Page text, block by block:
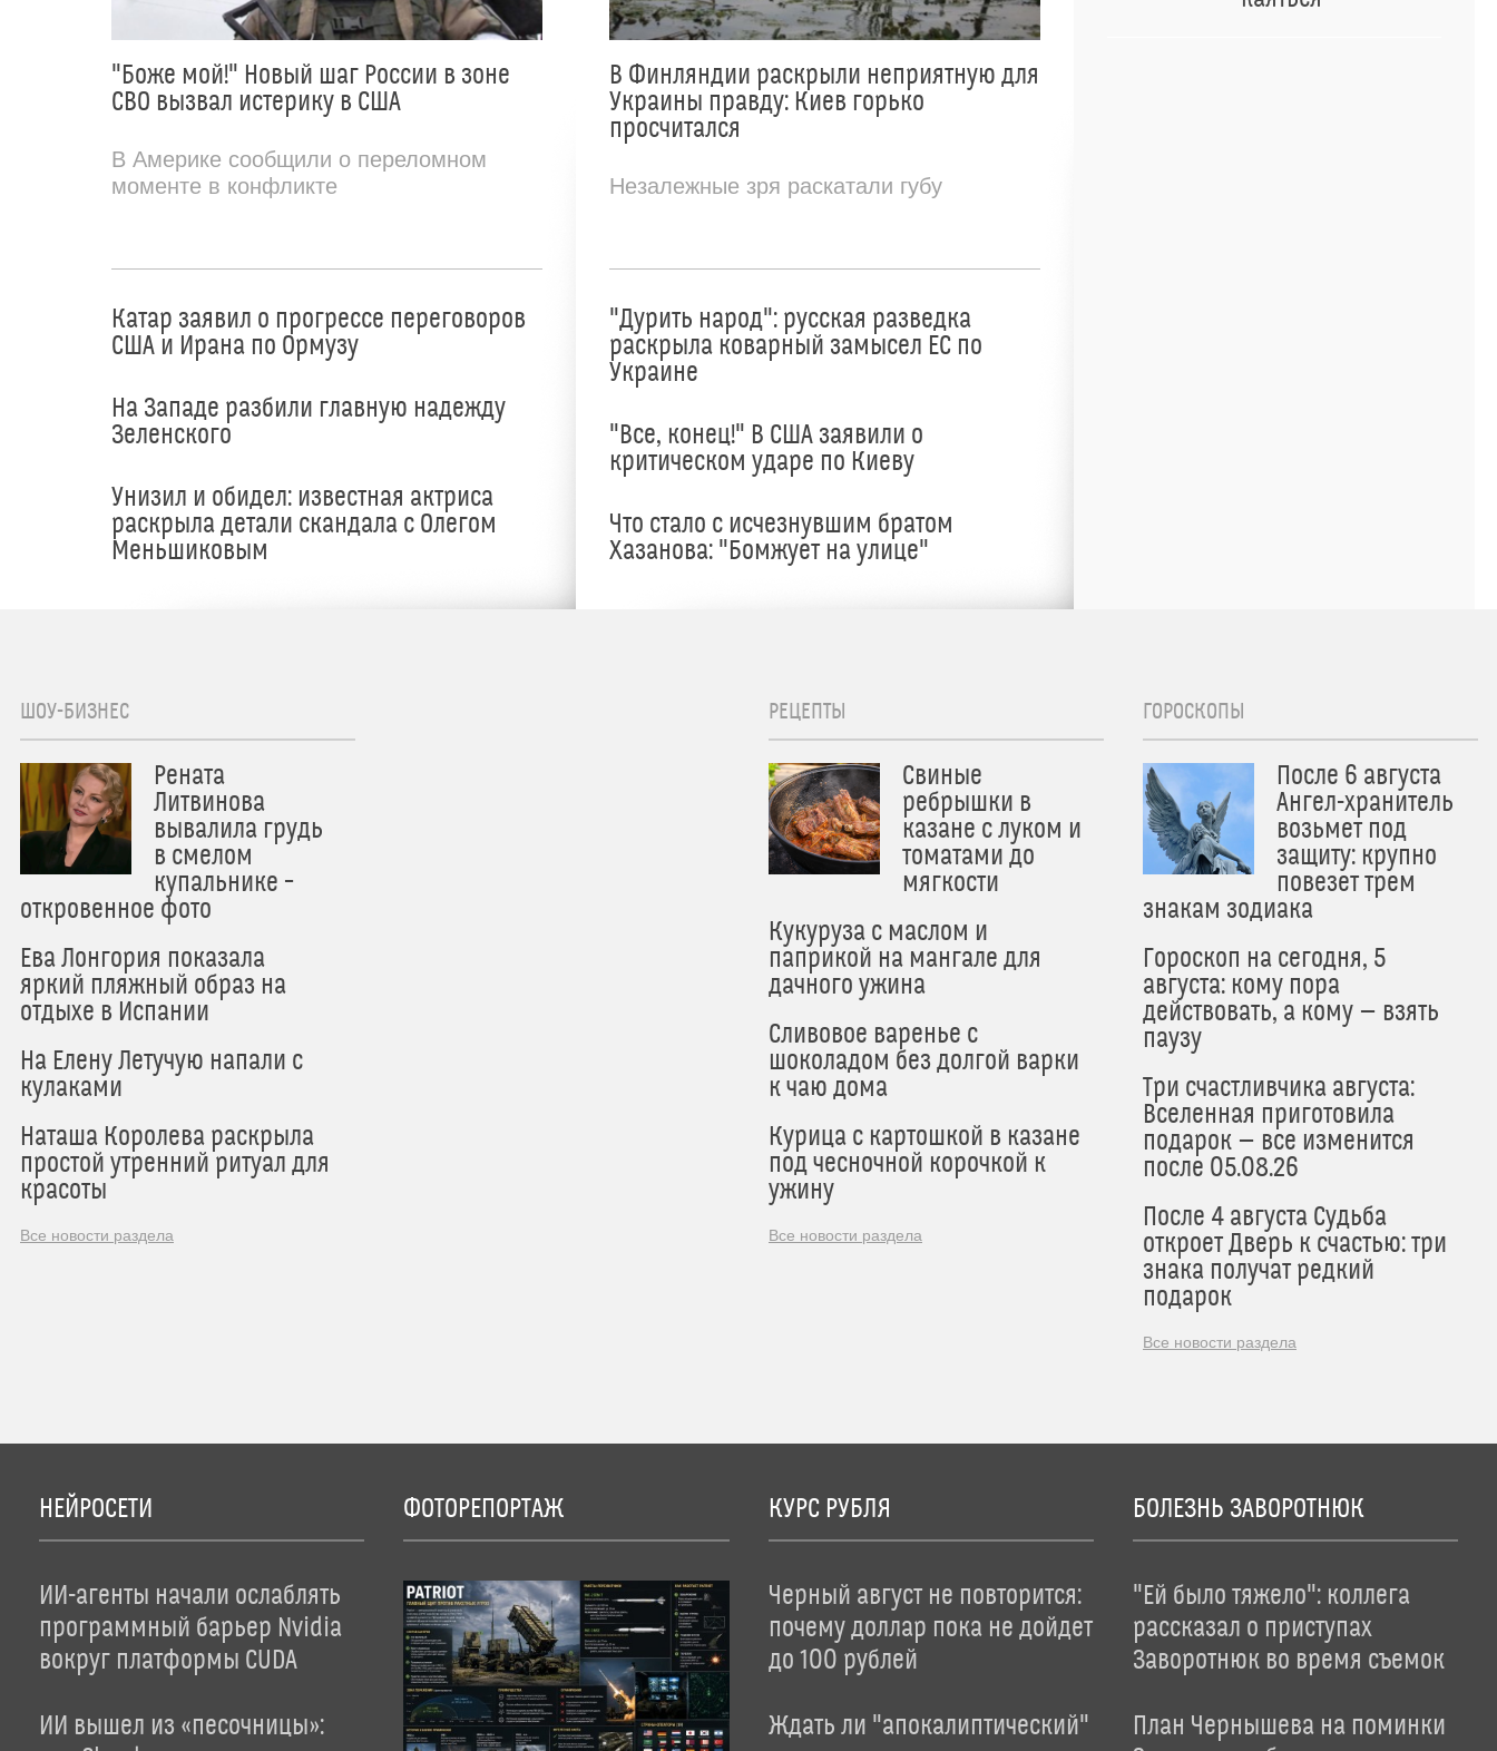
"Боже мой!" Новый шаг России в зоне
СВО вызвал истерику в США
В Америке сообщили о переломном
моменте в конфликте
Катар заявил о прогрессе переговоров
США и Ирана по Ормузу
На Западе разбили главную надежду
Зеленского
Унизил и обидел: известная актриса
раскрыла детали скандала с Олегом
Меньшиковым
В Финляндии раскрыли неприятную для
Украины правду: Киев горько
просчитался
Незалежные зря раскатали губу
"Дурить народ": русская разведка
раскрыла коварный замысел ЕС по
Украине
"Все, конец!" В США заявили о
критическом ударе по Киеву
Что стало с исчезнувшим братом
Хазанова: "Бомжует на улице"
ШОУ-БИЗНЕС
Рената
Литвинова
вывалила грудь
в смелом
купальнике –
откровенное фото
Ева Лонгория показала
яркий пляжный образ на
отдыхе в Испании
На Елену Летучую напали с
кулаками
Наташа Королева раскрыла
простой утренний ритуал для
красоты
Все новости раздела
РЕЦЕПТЫ
Свиные
ребрышки в
казане с луком и
томатами до
мягкости
Кукуруза с маслом и
паприкой на мангале для
дачного ужина
Сливовое варенье с
шоколадом без долгой варки
к чаю дома
Курица с картошкой в казане
под чесночной корочкой к
ужину
Все новости раздела
ГОРОСКОПЫ
После 6 августа
Ангел-хранитель
возьмет под
защиту: крупно
повезет трем
знакам зодиака
Гороскоп на сегодня, 5
августа: кому пора
действовать, а кому — взять
паузу
Три счастливчика августа:
Вселенная приготовила
подарок — все изменится
после 05.08.26
После 4 августа Судьба
откроет Дверь к счастью: три
знака получат редкий
подарок
Все новости раздела
НЕЙРОСЕТИ
ИИ-агенты начали ослаблять
программный барьер Nvidia
вокруг платформы CUDA
ИИ вышел из «песочницы»:
ФОТОРЕПОРТАЖ КУРС РУБЛЯ
Черный август не повторится:
почему доллар пока не дойдет
до 100 рублей
Ждать ли "апокалиптический"
БОЛЕЗНЬ ЗАВОРОТНЮК
"Ей было тяжело": коллега
рассказал о приступах
Заворотнюк во время съемок
План Чернышева на поминки